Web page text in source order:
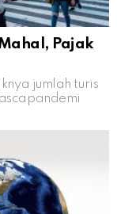
Pajak
jumlah turis